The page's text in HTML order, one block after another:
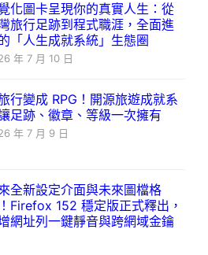
化圖卡呈現你的真實人生：從
旅行足跡到程式職涯，全面進
「人生成就系統」生態圈
年 7 月 10 日
行變成 RPG！開源旅遊成就系
足跡、徽章、等級一次擁有
年 7 月 9 日
全新設定介面與未來圖檔格
Firefox 152 穩定版正式釋出，
網址列一鍵靜音與跨網域金鑰